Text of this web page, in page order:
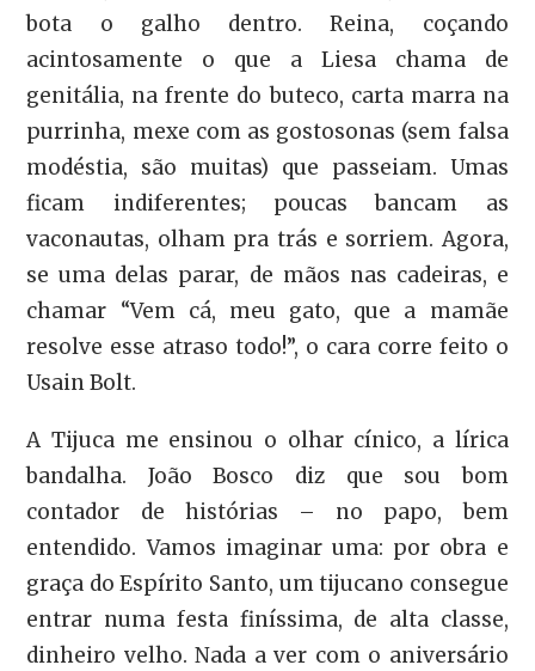
bota o galho dentro. Reina, coçando
acintosamente o que a Liesa chama de
genitália, na frente do buteco, carta marra na
purrinha, mexe com as gostosonas (sem falsa
modéstia, são muitas) que passeiam. Umas
ficam indiferentes; poucas bancam as
vaconautas, olham pra trás e sorriem. Agora,
se uma delas parar, de mãos nas cadeiras, e
chamar “Vem cá, meu gato, que a mamãe
resolve esse atraso todo!”, o cara corre feito o
Usain Bolt.
A Tijuca me ensinou o olhar cínico, a lírica
bandalha. João Bosco diz que sou bom
contador de histórias – no papo, bem
entendido. Vamos imaginar uma: por obra e
graça do Espírito Santo, um tijucano consegue
entrar numa festa finíssima, de alta classe,
dinheiro velho. Nada a ver com o aniversário